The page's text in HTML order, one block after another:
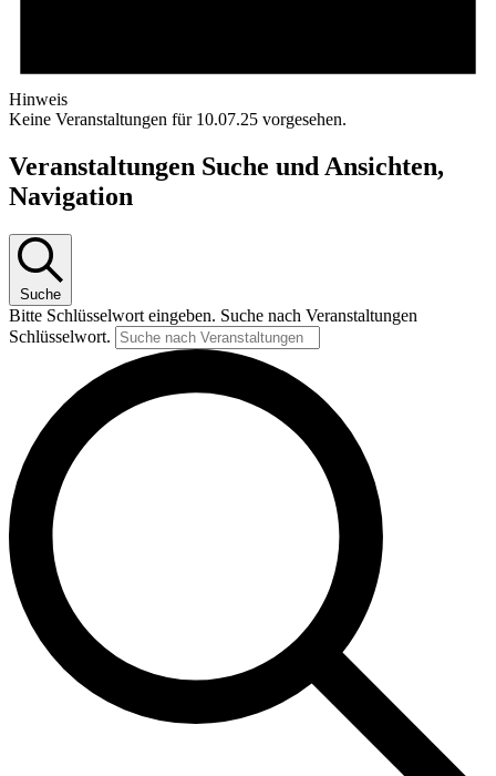
Hinweis
Keine Veranstaltungen für 10.07.25 vorgesehen.
Veranstaltungen Suche und Ansichten,
Navigation
Suche
Bitte Schlüsselwort eingeben. Suche nach Veranstaltungen
Schlüsselwort.